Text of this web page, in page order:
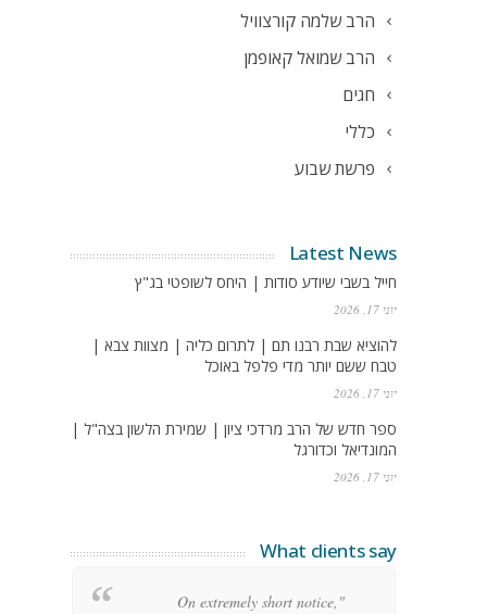
הרב שלמה קורצוויל
הרב שמואל קאופמן
חגים
כללי
פרשת שבוע
Latest News
חייל בשבי שיודע סודות | היחס לשופטי בג"ץ
יוני 17, 2026
להוציא שבת רבנו תם | לתרום כליה | מצוות צבא |
טבח ששם יותר מדי פלפל באוכל
יוני 17, 2026
ספר חדש של הרב מרדכי ציון | שמירת הלשון בצה"ל |
המונדיאל וכדורגל
יוני 17, 2026
What clients say
"On extremely short notice,